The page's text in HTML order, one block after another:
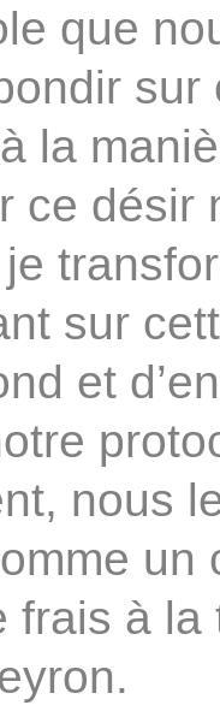
que
sur
la
ce désir
sur
et
nous
frais à